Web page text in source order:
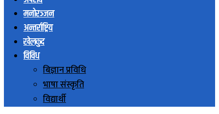
मनोरञ्जन
अन्तर्राष्ट्रिय
खेलकुद
विविध
बिज्ञान प्रविधि
भाषा संस्कृति
विद्यार्थी